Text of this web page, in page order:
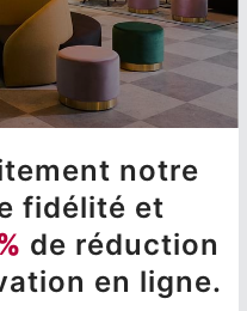
notre
fidélité et
de réduction
en ligne.